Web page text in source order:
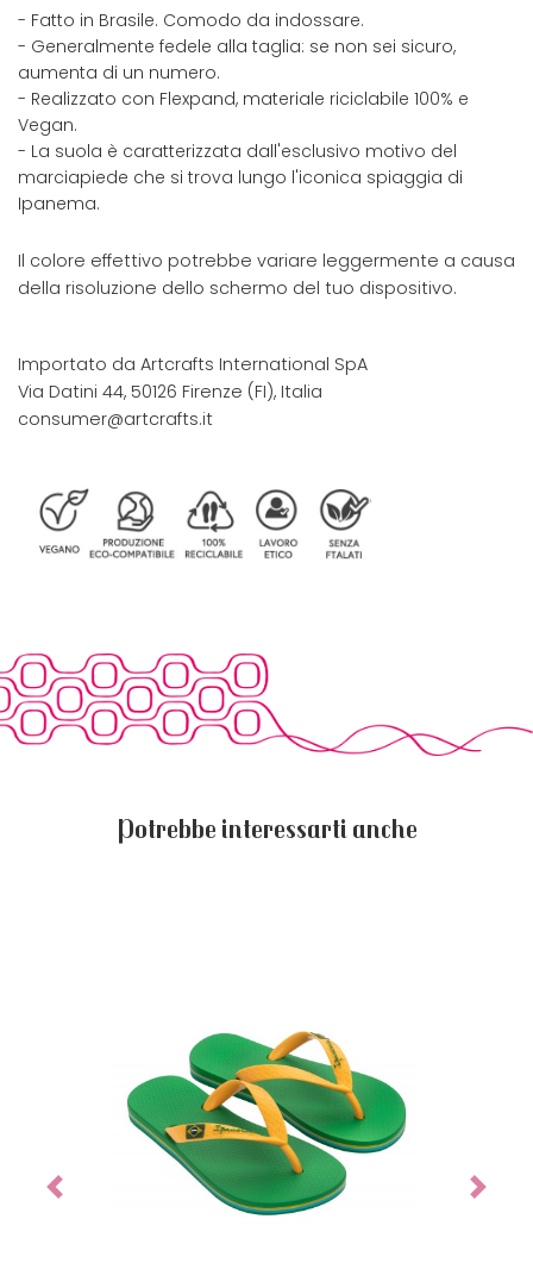
- Fatto in Brasile. Comodo da indossare.
- Generalmente fedele alla taglia: se non sei sicuro,
aumenta di un numero.
- Realizzato con Flexpand, materiale riciclabile 100% e
Vegan.
- La suola è caratterizzata dall'esclusivo motivo del
marciapiede che si trova lungo l'iconica spiaggia di
Ipanema.
Il colore effettivo potrebbe variare leggermente a causa
della risoluzione dello schermo del tuo dispositivo.
Importato da Artcrafts International SpA
Via Datini 44, 50126 Firenze (FI), Italia
consumer@artcrafts.it
Potrebbe interessarti anche
Previous Next